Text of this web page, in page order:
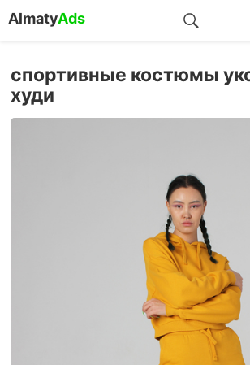
AlmatyAds
спортивные костюмы
худи